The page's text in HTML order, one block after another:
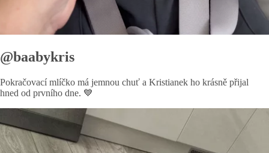
@baabykris
Pokračovací mlíčko má jemnou chuť a Kristianek ho krásně přijal
hned od prvního dne. 💙